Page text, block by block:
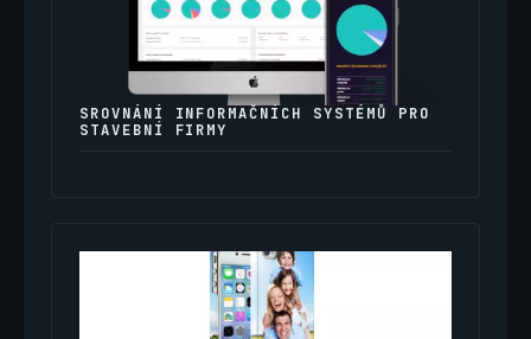
SROVNÁNÍ INFORMAČNÍCH SYSTÉMŮ PRO
STAVEBNÍ FIRMY